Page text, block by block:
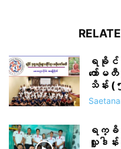
ရခိုင်
ကော်မတီ
သိန်း
ရက္ခိတ
လှူဒါ